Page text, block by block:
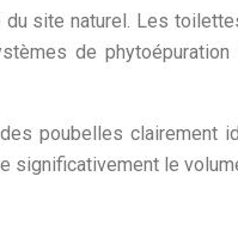
site naturel. Les
de
poubelles
significativement le